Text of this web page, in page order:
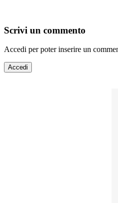
Scrivi un commento
Accedi per poter inserire un
Accedi